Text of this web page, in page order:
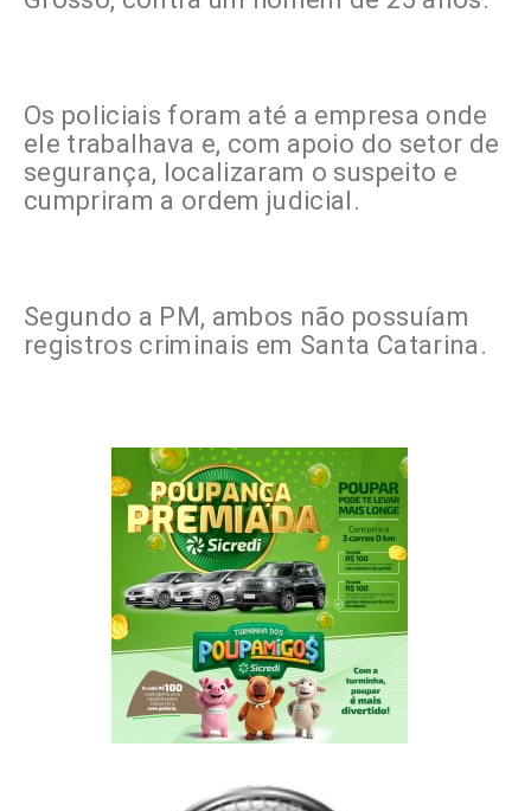
Os policiais foram até a empresa onde
ele trabalhava e, com apoio do setor de
segurança, localizaram o suspeito e
cumpriram a ordem judicial.
Segundo a PM, ambos não possuíam
registros criminais em Santa Catarina.